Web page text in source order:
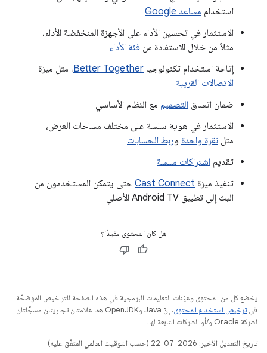
استخدام مساعد Google
الاستثمار في تحسين الأداء على الأجهزة المنخفضة الأداء،
مثلاً من خلال الاستفادة من فئة الأداء
إتاحة استخدام تكنولوجيا Better Together، مثل ميزة
الاتصالات القريبة
ضمان اتساق التصميم مع النظام الأساسي
الاستثمار في هوية سلسة على مختلف مساحات العرض،
مثل نقرة واحدة وربط الحسابات
تقديم اشتراكات سلسة
تنفيذ ميزة Cast Connect حتى يتمكن المستخدمون من
البث إلى تطبيق Android TV الأصلي
هل كان المحتوى مفيدًا؟
يخضع كل من المحتوى وعيّنات التعليمات البرمجية في هذه الصفحة للتراخيص الموضحّة
فيترخيص استخدام المحتوى
. إنّ Java وOpenJDK هما علامتان تجاريتان مسجَّلتان
لشركة Oracle و/أو الشركات التابعة لها.
تاريخ التعديل الأخير: 2026-07-22 (حسب التوقيت العالمي المتفَّق عليه)